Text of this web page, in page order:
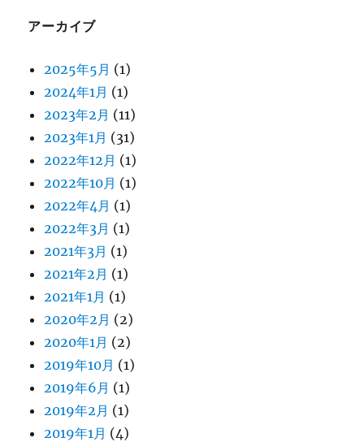
アーカイブ
2025年5月 (1)
2024年1月 (1)
2023年2月 (11)
2023年1月 (31)
2022年12月 (1)
2022年10月 (1)
2022年4月 (1)
2022年3月 (1)
2021年3月 (1)
2021年2月 (1)
2021年1月 (1)
2020年2月 (2)
2020年1月 (2)
2019年10月 (1)
2019年6月 (1)
2019年2月 (1)
2019年1月 (4)